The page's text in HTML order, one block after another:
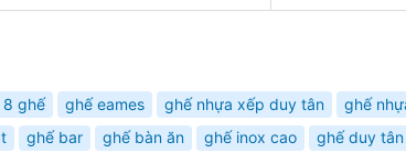
8 ghế ghế eames ghế nhựa xếp duy tân ghế
ghế bar ghế bàn ăn ghế inox cao ghế duy tân